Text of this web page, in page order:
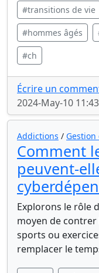
#transitions de vie
#hommes âgés
#ch
Écrire un
2024-May-10 11:43
Addictions /
Comment
peuvent-
Explorons le rôle
moyen de contrer
sports ou
remplacer le